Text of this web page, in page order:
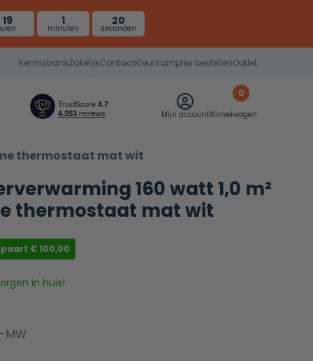
19
uren
1
minuten
19
seconden
KennisbankZakelijkContactKleursamples bestellenOutlet
Mijn account
0
Winkelwagen
thermostaat mat wit
160 watt 1,0 m²
thermostaat mat wit
€100,00
in huis!
MW